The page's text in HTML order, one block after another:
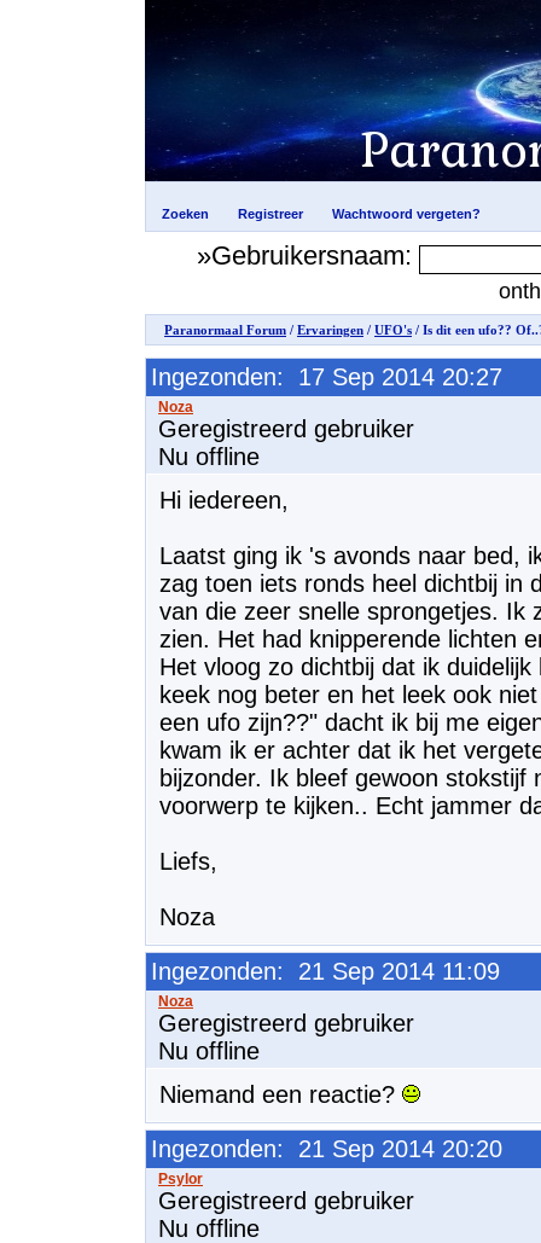
»Gebruikersnaam:
Paranormaal Forum / Ervaringen / UFO's / Is dit een ufo??
Ingezonden: 17 Sep 2014 20:27
Geregistreerd gebruiker
Nu offline
Hi iedereen,
Laatst ging ik 's avonds naar bed,
zag toen iets ronds heel dichtbij in
van die zeer snelle sprongetjes. Ik
zien. Het had knipperende lichten
Het vloog zo dichtbij dat ik
keek nog beter en het leek ook
een ufo zijn??" dacht ik bij me
kwam ik er achter dat ik het
bijzonder. Ik bleef gewoon
voorwerp te kijken.. Echt jammer
Liefs,
Noza
Ingezonden: 21 Sep 2014 11:09
Geregistreerd gebruiker
Nu offline
Niemand een reactie?
Ingezonden: 21 Sep 2014 20:20
Geregistreerd gebruiker
Nu offline